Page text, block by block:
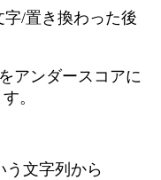
/置き換わった後
アンダースコアに
。
う文字列から